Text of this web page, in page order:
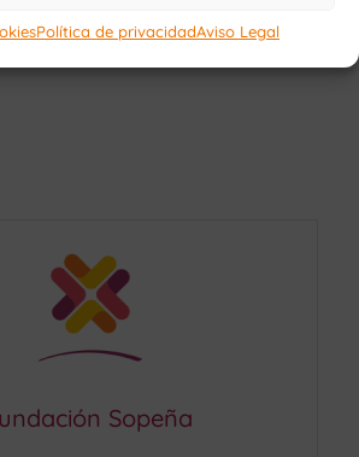
Política de privacidadAviso Legal
Sopeña